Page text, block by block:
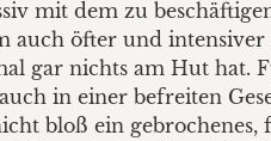
mit dem zu
auch öfter und
gar nichts am Hut hat.
in einer befreiten
bloß ein